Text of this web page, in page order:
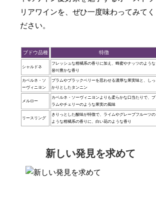
リアワインを、ぜひ一度味わってみてく
ださい。
ブドウ品種 特徴
シャルドネ
フレッシュな柑橘系の香りに加え、蜂蜜やナッツのような
풍미豊かな香り
カベルネ・ソ
ーヴィニヨン
プラムやブラックベリーを思わせる濃厚な果実味と、しっ
かりとしたタンニン
メルロー
カベルネ・ソーヴィニヨンよりも柔らかな口当たりで、プ
ラムやチェリーのような果実の風味
リースリング
きりっとした酸味が特徴で、ライムやグレープフルーツの
ような柑橘系の香りに、白い花のような香り
新しい発見を求めて